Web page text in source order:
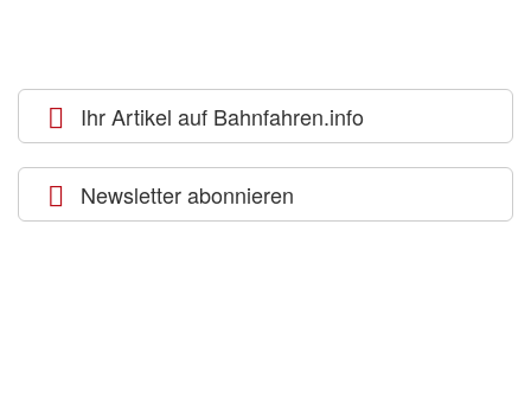
Ihr Artikel auf Bahnfahren.info
Newsletter abonnieren